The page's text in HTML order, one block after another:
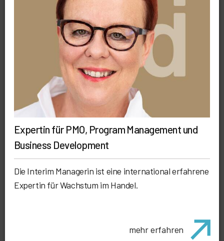
Expertin für PMO, Program Management und
Business Development
Die Interim Managerin ist eine international erfahrene
Expertin für Wachstum im Handel.
mehr erfahren